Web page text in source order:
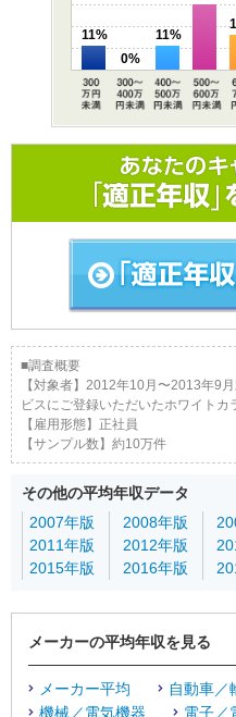
11%
0%
11%
■調査概要
【対象者】2012年10月〜2013年9
ビスにご登録いただいたホワイトカ
【雇用形態】正社員
【サンプル数】約10万件
その他の平均年収データ
2007年版
2008年版
2011年版
2012年版
2015年版
2016年版
メーカーの平均年収を見る
メーカー平均 自動車／
機械／電気機器
電子／